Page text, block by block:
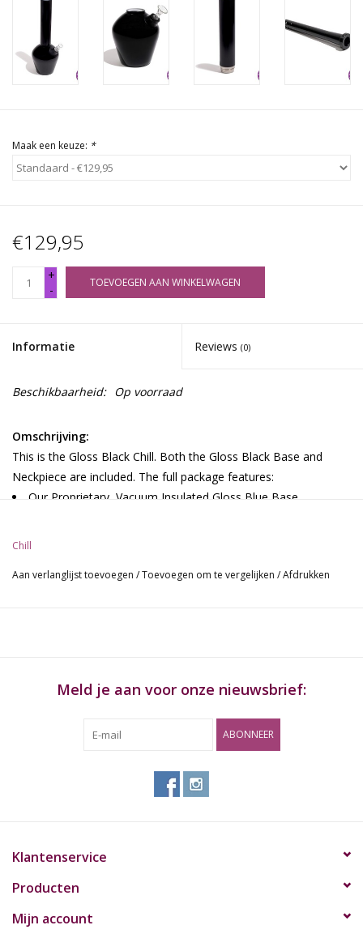
Maak een keuze: *
€129,95
+
-
TOEVOEGEN AAN WINKELWAGEN
Informatie Reviews (0)
Beschikbaarheid: Op voorraad
Omschrijving:
This is the Gloss Black Chill. Both the Gloss Black Base and
Neckpiece are included. The full package features:
Our Proprietary, Vacuum Insulated Gloss Blue Base
(33 CM)
Borosilicate Glass Slide
Chill
Aan verlanglijst toevoegen /Toevoegen om te vergelijken /Afdrukken
Meld je aan voor onze nieuwsbrief:
ABONNEER
Klantenservice
Producten
Mijn account